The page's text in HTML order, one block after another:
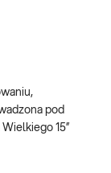
pod
15”